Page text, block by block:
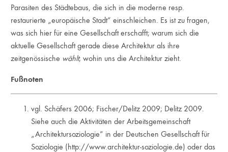
Parasiten des Städtebaus, die sich in die moderne resp.
restaurierte „europäische Stadt“ einschleichen. Es ist zu fragen,
was sich hier für eine Gesellschaft erschafft; warum sich die
aktuelle Gesellschaft gerade diese Architektur als ihre
zeitgenössische wählt; wohin uns die Architektur zieht.
Fußnoten
vgl. Schäfers 2006; Fischer/Delitz 2009; Delitz 2009.
Siehe auch die Aktivitäten der Arbeitsgemein­schaft
„Architektursoziologie“ in der Deutschen Gesellschaft für
Soziologie (http://www.architektur-soziologie.de) oder das